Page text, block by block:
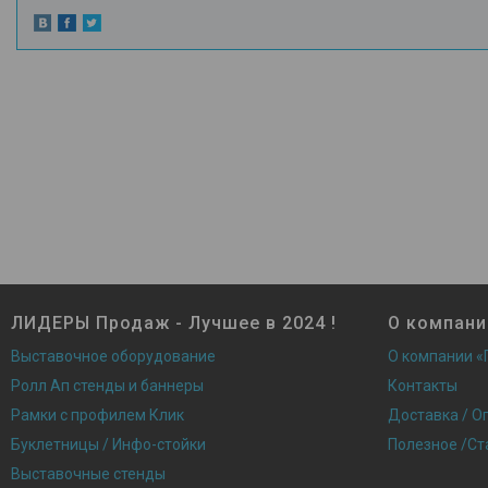
ЛИДЕРЫ Продаж - Лучшее в 2024 !
Выставочное оборудование
Ролл Ап стенды и баннеры
Рамки с профилем Клик
Буклетницы / Инфо-стойки
Выставочные стенды
О
О компании
Контакты
Доставка /
Полезное /